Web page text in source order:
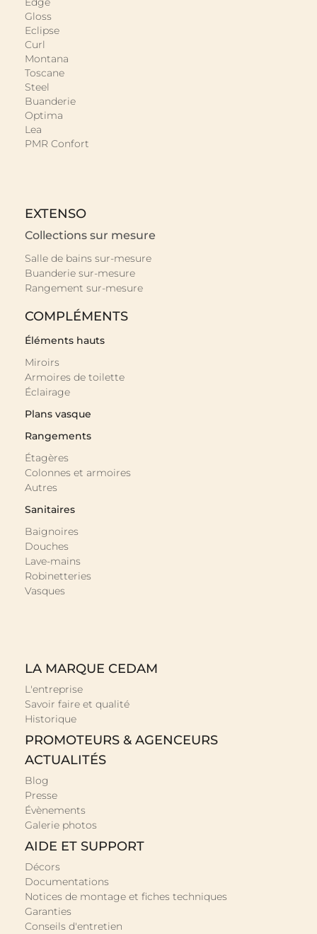
Gloss
Eclipse
Curl
Montana
Toscane
Steel
Buanderie
Optima
Lea
PMR Confort
EXTENSO
Collections sur mesure
Salle de bains sur-mesure
Buanderie sur-mesure
Rangement sur-mesure
COMPLÉMENTS
Éléments hauts
Miroirs
Armoires de toilette
Éclairage
Plans vasque
Rangements
Étagères
Colonnes et armoires
Autres
Sanitaires
Baignoires
Douches
Lave-mains
Robinetteries
Vasques
LA MARQUE CEDAM
L'entreprise
Savoir faire et qualité
Historique
PROMOTEURS & AGENCEURS
ACTUALITÉS
Blog
Presse
Évènements
Galerie photos
AIDE ET SUPPORT
Décors
Documentations
Notices de montage et fiches techniques
Garanties
Conseils d'entretien